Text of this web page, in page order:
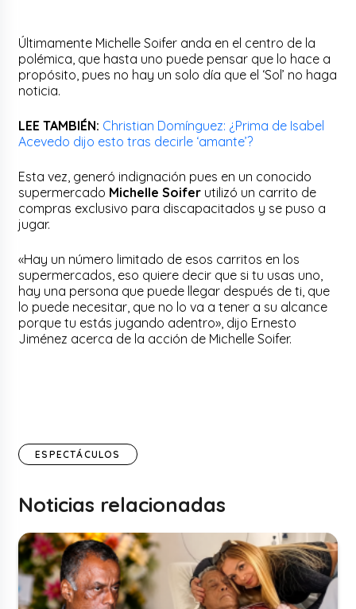
Últimamente Michelle Soifer anda en el centro de la
polémica, que hasta uno puede pensar que lo hace a
propósito, pues no hay un solo día que el ‘Sol’ no haga
noticia.
LEE TAMBIÉN: Christian Domínguez: ¿Prima de Isabel
Acevedo dijo esto tras decirle ‘amante’?
Esta vez, generó indignación pues en un conocido
supermercado Michelle Soifer utilizó un carrito de
compras exclusivo para discapacitados y se puso a
jugar.
«Hay un número limitado de esos carritos en los
supermercados, eso quiere decir que si tu usas uno,
hay una persona que puede llegar después de ti, que
lo puede necesitar, que no lo va a tener a su alcance
porque tu estás jugando adentro», dijo Ernesto
Jiménez acerca de la acción de Michelle Soifer.
ESPECTÁCULOS
Noticias relacionadas